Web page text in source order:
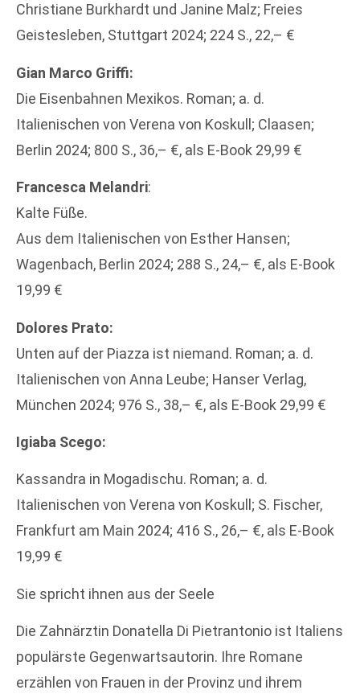
Christiane Burkhardt und Janine Malz; Freies
Geistesleben, Stuttgart 2024; 224 S., 22,– €
Gian Marco Griffi:
Die Eisenbahnen Mexikos. Roman; a. d.
Italienischen von Verena von Koskull; Claasen;
Berlin 2024; 800 S., 36,– €, als E-Book 29,99 €
Francesca Melandri:
Kalte Füße.
Aus dem Italienischen von Esther Hansen;
Wagenbach, Berlin 2024; 288 S., 24,– €, als E-Book
19,99 €
Dolores Prato:
Unten auf der Piazza ist niemand. Roman; a. d.
Italienischen von Anna Leube; Hanser Verlag,
München 2024; 976 S., 38,– €, als E-Book 29,99 €
Igiaba Scego:
Kassandra in Mogadischu. Roman; a. d.
Italienischen von Verena von Koskull; S. Fischer,
Frankfurt am Main 2024; 416 S., 26,– €, als E-Book
19,99 €
Sie spricht ihnen aus der Seele
Die Zahnärztin Donatella Di Pietrantonio ist Italiens
populärste Gegenwartsautorin. Ihre Romane
erzählen von Frauen in der Provinz und ihrem